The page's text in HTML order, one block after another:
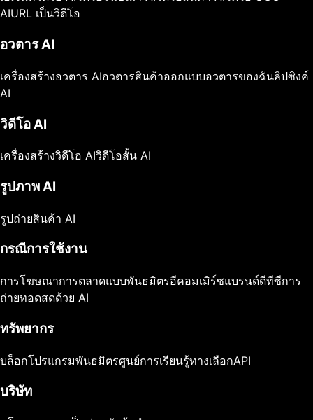
AIURL เป็นวิดีโอ
อวตาร AI
เครื่องสร้างอวตาร AIอวตารสินค้าออกแบบอวตารของฉันลิปซิงค์
AI
วิดีโอ AI
เครื่องสร้างวิดีโอ AIวิดีโอสั้น AI
รูปภาพ AI
รูปถ่ายสินค้า AI
กรณีการใช้งาน
การโฆษณาการตลาดแบบพันธมิตรอีคอมเมิร์ซแบรนด์ดีทีซีการ
ถ่ายทอดสดด้วย AI
ทรัพยากร
บล็อกโปรแกรมพันธมิตรศูนย์การเรียนรู้ทางเลือกAPI
บริษัท